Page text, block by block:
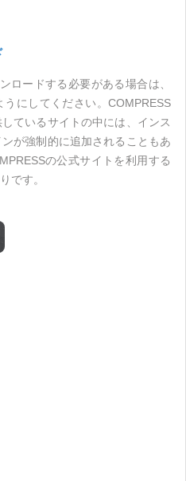
ロードする必要がある場合は、
にしてください。COMPRESS
ているサイトの中には、インス
が強制的に追加されることもあ
の公式サイトを利用する
です。